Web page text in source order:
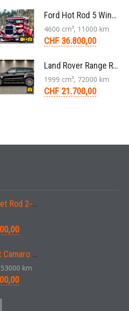
Ford Hot Rod 5 Window 283 V8 4-Gang 1929
4600 cm³, 11000 km
CHF 36.800,00
Land Rover Range Rover Evoque Compact SUV 2.0 TD4 SE AT9 2017
1999 cm³, 72000 km
CHF 21.700,00
Ford Street Rod 2-Door V8 Aut. 1937
Chevrolet Camaro SS 396 LS3 Coupe Aut. 1971
km